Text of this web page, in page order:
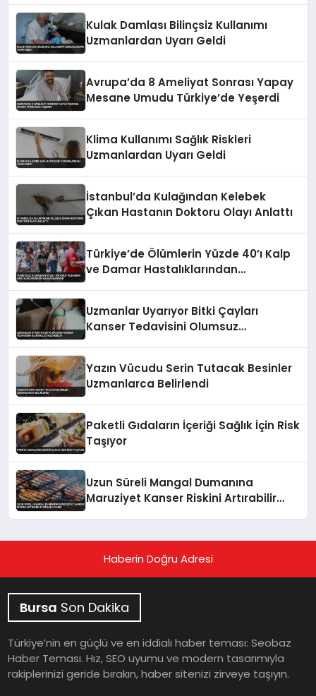
Kulak Damlası Bilinçsiz Kullanımı
Uzmanlardan Uyarı Geldi
Avrupa’da 8 Ameliyat Sonrası Yapay
Mesane Umudu Türkiye’de Yeşerdi
Klima Kullanımı Sağlık Riskleri
Uzmanlardan Uyarı Geldi
İstanbul’da Kulağından Kelebek
Çıkan Hastanın Doktoru Olayı Anlattı
Türkiye’de Ölümlerin Yüzde 40’ı Kalp
ve Damar Hastalıklarından
Uzmanlar Uyarıyor Bitki Çayları
Kanser Tedavisini Olumsuz
Yazın Vücudu Serin Tutacak Besinler
Uzmanlarca Belirlendi
Paketli Gıdaların İçeriği Sağlık İçin Risk
Taşıyor
Uzun Süreli Mangal Dumanına
Maruziyet Kanser Riskini Artırabilir
Haberin Doğru Adresi
Bursa Son Dakika
Türkiye’nin en güçlü ve en iddialı haber teması: Seobaz
Haber Teması. Hız, SEO uyumu ve modern tasarımıyla
rakiplerinizi geride bırakın, haber sitenizi zirveye taşıyın.